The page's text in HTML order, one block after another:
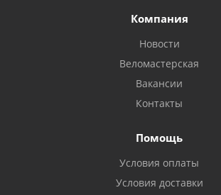
Компания
Новости
Веломастерская
Вакансии
Контакты
Помощь
Условия оплаты
Условия доставки